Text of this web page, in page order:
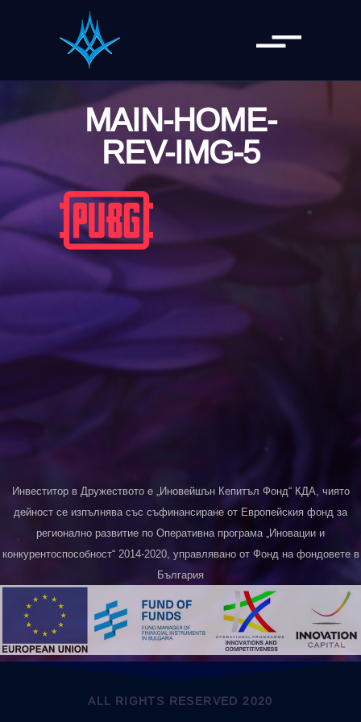
MAIN-HOME-
REV-IMG-5
Инвеститор в Дружеството е „Иновейшън Кепитъл Фонд“ КДА, чиято
дейност се изпълнява със съфинансиране от Европейския фонд за
регионално развитие по Оперативна програма „Иновации и
конкурентоспособност“ 2014-2020, управлявано от Фонд на фондовете в
България
ALL RIGHTS RESERVED 2020